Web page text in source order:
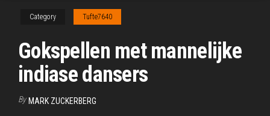
Category Tufte7640
Gokspellen met mannelijke
indiase dansers
By MARK ZUCKERBERG